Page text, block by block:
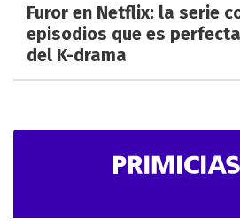
Furor en Netflix: la serie
episodios que es
del K-drama